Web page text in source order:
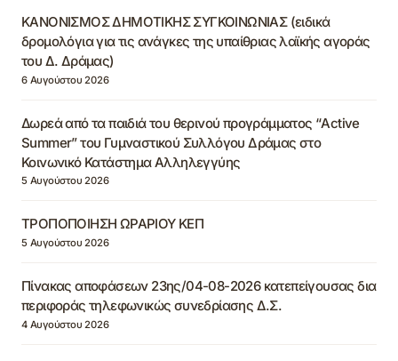
ΚΑΝΟΝΙΣΜΟΣ ΔΗΜΟΤΙΚΗΣ ΣΥΓΚΟΙΝΩΝΙΑΣ (ειδικά
δρομολόγια για τις ανάγκες της υπαίθριας λαϊκής αγοράς
του Δ. Δράμας)
6 Αυγούστου 2026
Δωρεά από τα παιδιά του θερινού προγράμματος “Active
Summer” του Γυμναστικού Συλλόγου Δράμας στο
Κοινωνικό Κατάστημα Αλληλεγγύης
5 Αυγούστου 2026
ΤΡΟΠΟΠΟΙΗΣΗ ΩΡΑΡΙΟΥ ΚΕΠ
5 Αυγούστου 2026
Πίνακας αποφάσεων 23ης/04-08-2026 κατεπείγουσας δια
περιφοράς τηλεφωνικώς συνεδρίασης Δ.Σ.
4 Αυγούστου 2026